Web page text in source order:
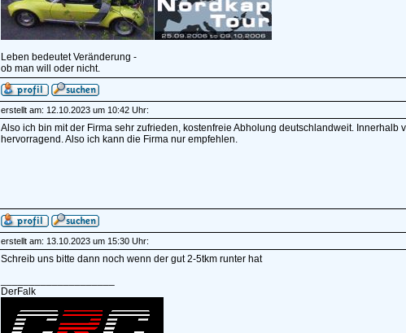
Leben bedeutet Veränderung -
ob man will oder nicht.
erstellt am: 12.10.2023 um 10:42 Uhr:
Also ich bin mit der Firma sehr zufrieden, kostenfreie Abholung deutschlandweit.
hervorragend. Also ich kann die Firma nur empfehlen.
erstellt am: 13.10.2023 um 15:30 Uhr:
Schreib uns bitte dann noch wenn der gut 2-5tkm runter hat
DerFalk